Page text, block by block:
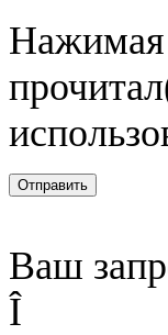
Нажимая
Отправить
Ваш
Î